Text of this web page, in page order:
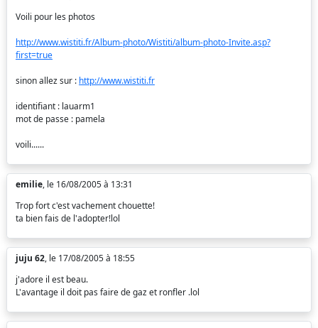
Voili pour les photos
http://www.wistiti.fr/Album-photo/Wistiti/album-photo-Invite.asp?
first=true
sinon allez sur : http://www.wistiti.fr
identifiant : lauarm1
mot de passe : pamela
voili......
emilie, le 16/08/2005 à 13:31
Trop fort c'est vachement chouette!
ta bien fais de l'adopter!lol
juju 62, le 17/08/2005 à 18:55
j'adore il est beau.
L'avantage il doit pas faire de gaz et ronfler .lol